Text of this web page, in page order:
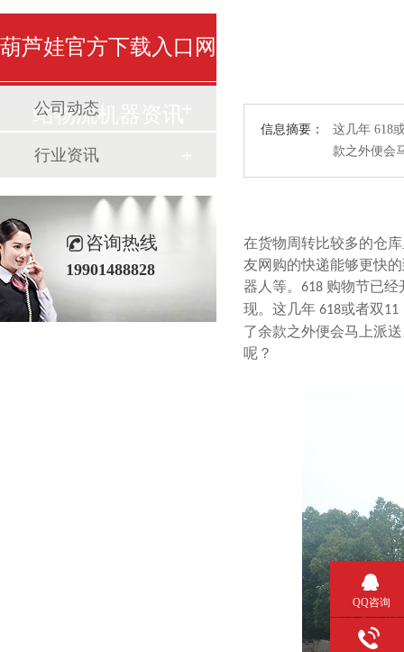
信息摘要：
这几年 618或
款之外便会
在货物周转比较多的仓库
友网购的快递能够更快的
器人等。 618 购物节已经
现。这几年 618或者双11
了余款之外便会马上派送
呢？
葫芦娃官方下载入口网
站物流机器资讯
公司动态
行业资讯
咨询热线
19901488828
QQ咨询